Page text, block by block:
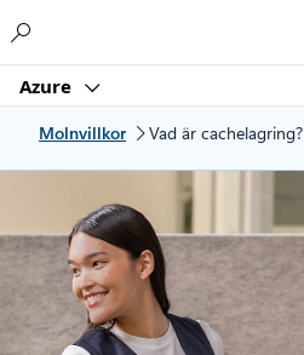
Azure
Molnvillkor Vad är cachelagring?